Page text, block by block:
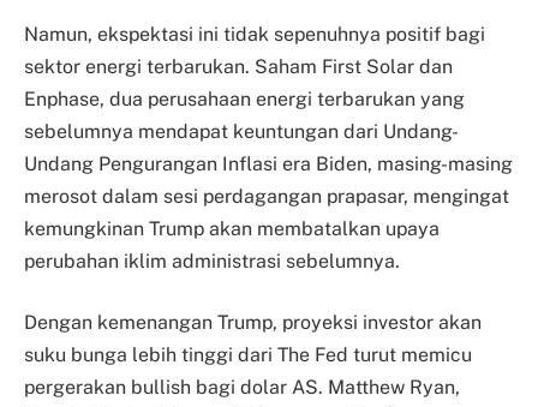
Namun, ekspektasi ini tidak sepenuhnya positif bagi
sektor energi terbarukan. Saham First Solar dan
Enphase, dua perusahaan energi terbarukan yang
sebelumnya mendapat keuntungan dari Undang-
Undang Pengurangan Inflasi era Biden, masing-masing
merosot dalam sesi perdagangan prapasar, mengingat
kemungkinan Trump akan membatalkan upaya
perubahan iklim administrasi sebelumnya.
Dengan kemenangan Trump, proyeksi investor akan
suku bunga lebih tinggi dari The Fed turut memicu
pergerakan bullish bagi dolar AS. Matthew Ryan,